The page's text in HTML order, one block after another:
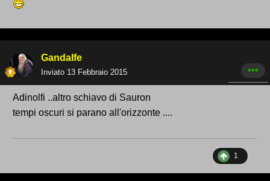
Gandalfe
Inviato 13 Febbraio 2015
Adinolfi ..altro schiavo di Sauron
tempi oscuri si parano all'orizzonte ....
1